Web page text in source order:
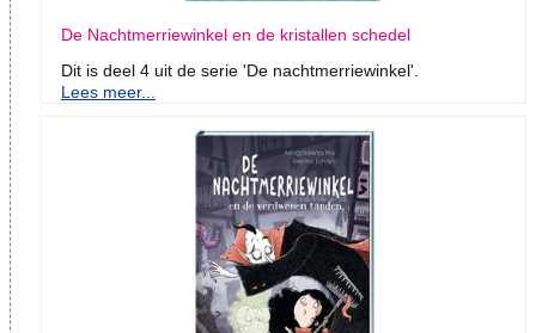
De Nachtmerriewinkel en de kristallen schedel
Dit is deel 4 uit de serie 'De nachtmerriewinkel'.
Lees meer...